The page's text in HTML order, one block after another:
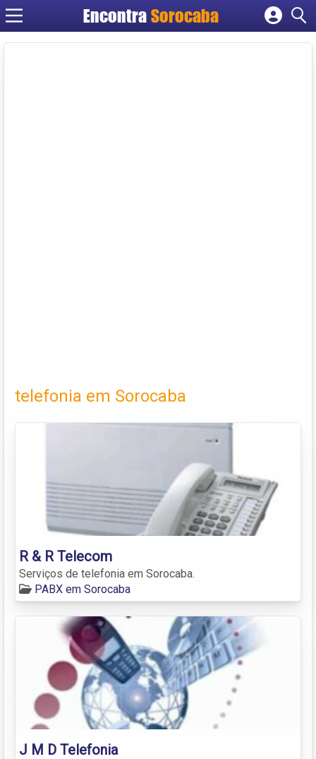
EncontraSorocaba
Cadastrar empresa
telefonia em Sorocaba
R & R Telecom
Serviços de telefonia em Sorocaba.
PABX em Sorocaba
J M D Telefonia